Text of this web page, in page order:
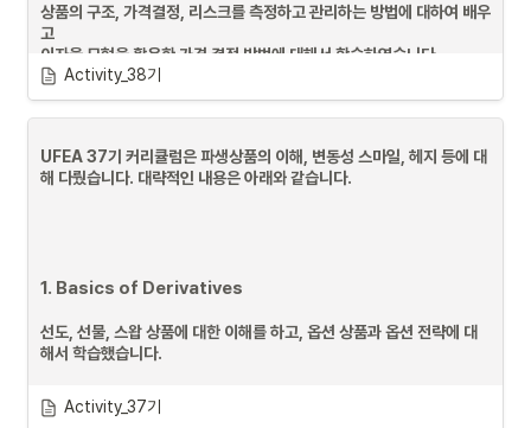
옵션을 포함한 금융 상품의 가격을 이자율 모형으로 산출하는 방법을 학
상품의 구조, 가격결정, 리스크를 측정하고 관리하는 방법에 대하여 배우
고
이자율 모형을 활용한 가격 결정 방법에 대해서 학습하였습니다.
Pietro Veronesi의 Fixed Income Securities: Valuation,
Risk, and Risk Management 교재를 활용하여 학습하였습니다.
과제: Veronessi 연습 문제들
Activity_38기
UFEA 37기 커리큘럼은 파생상품의 이해, 변동성 스마일, 헤지 등에 대
해 다뤘습니다. 대략적인 내용은 아래와 같습니다.
1. Basics of Derivatives
선도, 선물, 스왑 상품에 대한 이해를 하고, 옵션 상품과 옵션 전략에 대
해서 학습했습니다.
블랙숄즈 방정식의 토대가 되는 주가 브라운 운동과 확률미분방정식을
토대로 도출되는 PDE에 대해 학습하였습니다.
Activity_37기